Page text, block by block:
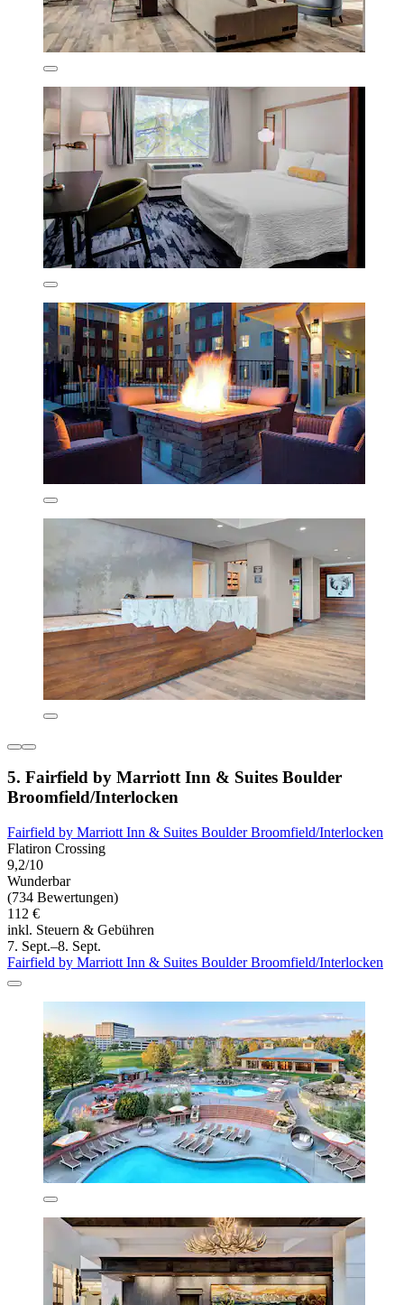
5. Fairfield by Marriott Inn & Suites Boulder
Broomfield/Interlocken
Fairfield by Marriott Inn & Suites Boulder Broomfield/Interlocken
Flatiron Crossing
9,2/10
Wunderbar
(734 Bewertungen)
112 €
inkl. Steuern & Gebühren
7. Sept.–8. Sept.
Fairfield by Marriott Inn & Suites Boulder Broomfield/Interlocken